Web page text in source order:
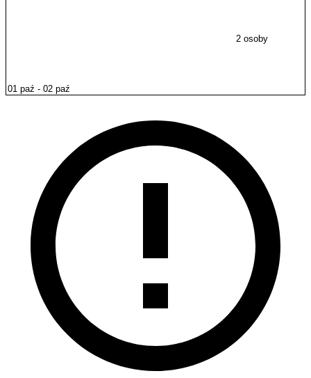
2 osoby